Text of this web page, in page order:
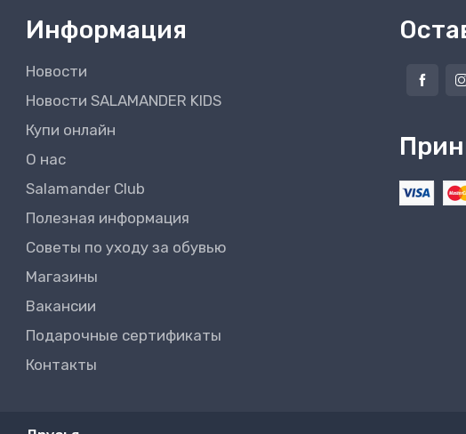
Информация
Новости
Новости SALAMANDER KIDS
Купи онлайн
О нас
Salamander Club
Полезная информация
Советы по уходу за обувью
Магазины
Вакансии
Подарочные сертификаты
Контакты